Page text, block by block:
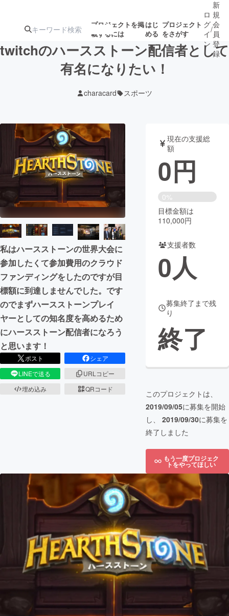
プロジェクトを掲
載するには
はじ
める
プロジェクト
をさがす
ジェクト
ロジェクト
アート・写真 音楽
テクノロジー・ガジェット ゲーム・サ
映像・映画 書籍・雑誌
ビジネス・起業 チャレンジ
まちづくり・地域活性化
CAMPFIRE for Social Good
CAMPFIRE Creation
CAMPFIREふるさと納税machi-ya
ロ
グ
イ
ン
/
新
規
会
員
登
録
twitchのハースストーン配信者として
有名になりたい！
characard スポーツ
私はハースストーンの世界大会に
参加したくて参加費用のクラウド
ファンディングをしたのですが目
標額に到達しませんでした。です
のでまずハースストーンプレイ
ヤーとしての知名度を高めるため
にハースストーン配信者になろう
と思います！
ポスト
シェア
LINEで送る
URLコピー
埋め込み
QRコード
現在の支援総
額
0円
0%
目標金額は
110,000円
支援者数
0人
募集終了まで残
り
終了
このプロジェクトは、
2019/09/05に募集を開始
し、 2019/09/30に募集を
終了しました
もう一度プロジェク
トをやってほしい